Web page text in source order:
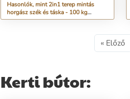
Hasonlók, mint 2in1 terep mintás
horgász szék és táska - 100 kg
teherbírású összecsukható és
« Előző
bútor: